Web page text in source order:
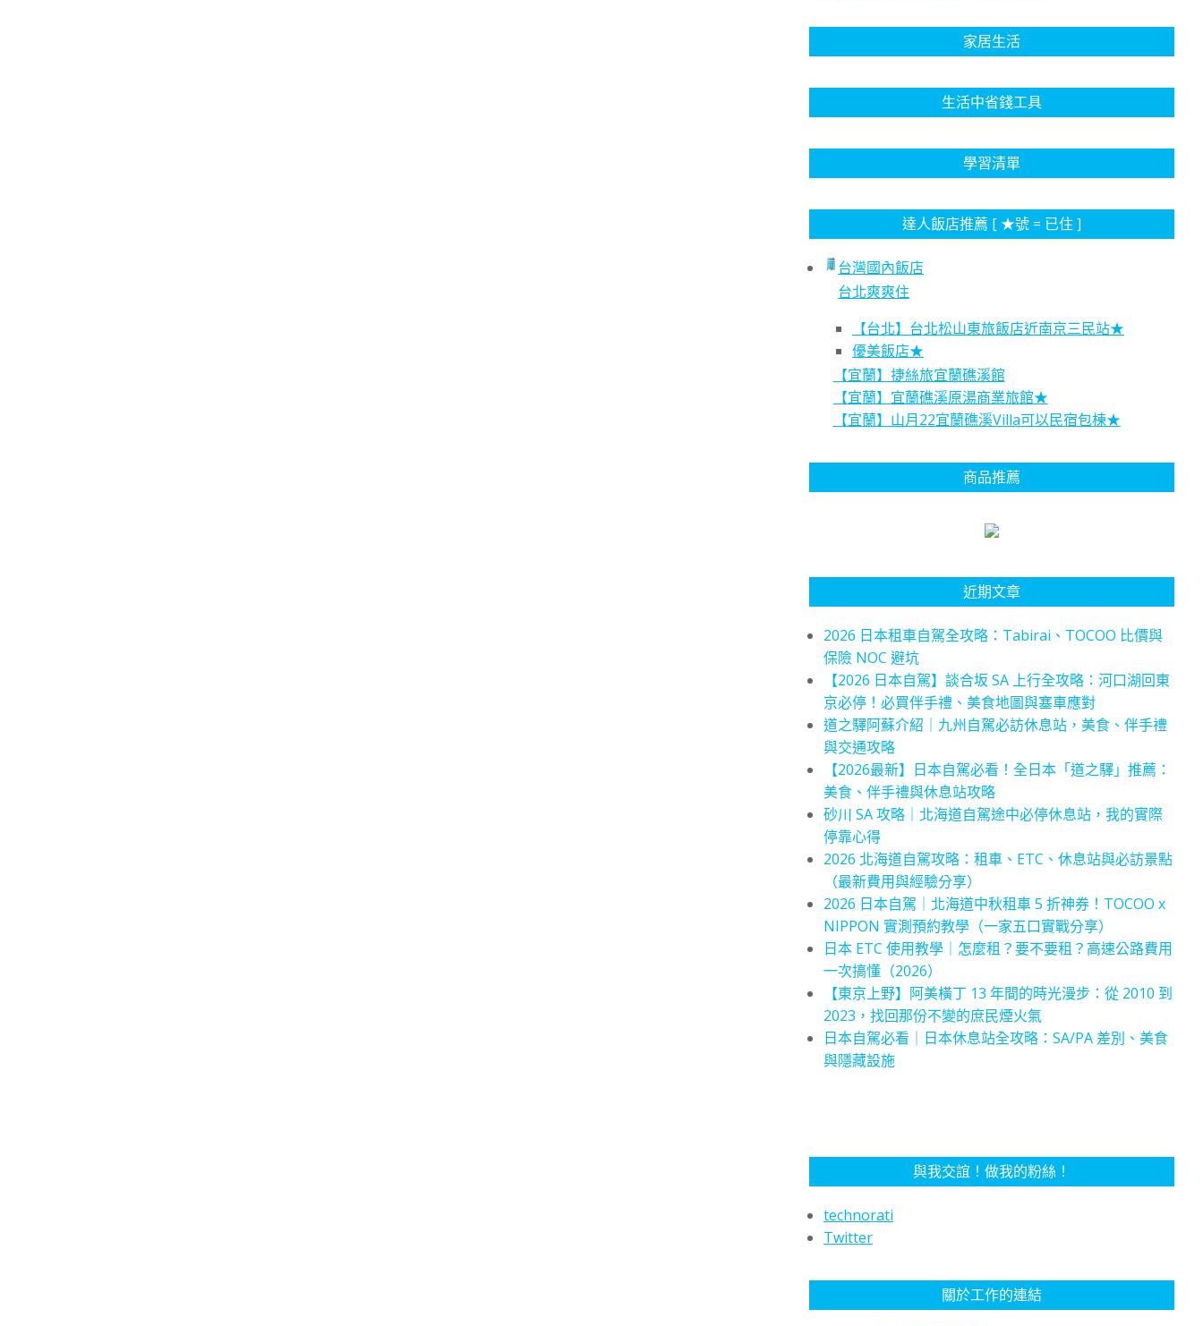
家居生活
生活中省錢工具
學習清單
達人飯店推薦 [ ★號 = 已住 ]
台灣國內飯店
台北爽爽住
【台北】台北松山東旅飯店近南京三民站★
優美飯店★
【宜蘭】捷絲旅宜蘭礁溪館
【宜蘭】宜蘭礁溪原湯商業旅館★
【宜蘭】山月22宜蘭礁溪Villa可以民宿包棟★
商品推薦
近期文章
2026 日本租車自駕全攻略：Tabirai、TOCOO 比價與
保險 NOC 避坑
【2026 日本自駕】談合坂 SA 上行全攻略：河口湖回東
京必停！必買伴手禮、美食地圖與塞車應對
道之驛阿蘇介紹｜九州自駕必訪休息站，美食、伴手禮
與交通攻略
【2026最新】日本自駕必看！全日本「道之驛」推薦：
美食、伴手禮與休息站攻略
砂川 SA 攻略｜北海道自駕途中必停休息站，我的實際
停靠心得
2026 北海道自駕攻略：租車、ETC、休息站與必訪景點
（最新費用與經驗分享）
2026 日本自駕｜北海道中秋租車 5 折神券！TOCOO x
NIPPON 實測預約教學（一家五口實戰分享）
日本 ETC 使用教學｜怎麼租？要不要租？高速公路費用
一次搞懂（2026）
【東京上野】阿美橫丁 13 年間的時光漫步：從 2010 到
2023，找回那份不變的庶民煙火氣
日本自駕必看｜日本休息站全攻略：SA/PA 差別、美食
與隱藏設施
與我交誼！做我的粉絲！
technorati
Twitter
關於工作的連結